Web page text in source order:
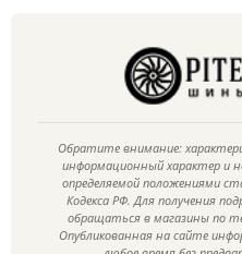
Обратите внимание:
информационный характер и
определяемой положениями
Кодекса РФ. Для получения
обращаться в магазины по
Опубликованная на сайте